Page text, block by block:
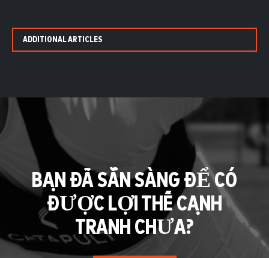
ADDITIONAL ARTICLES
BẠN ĐÃ SẴN SÀNG ĐỂ CÓ
ĐƯỢC LỢI THẾ CẠNH
TRANH CHƯA?